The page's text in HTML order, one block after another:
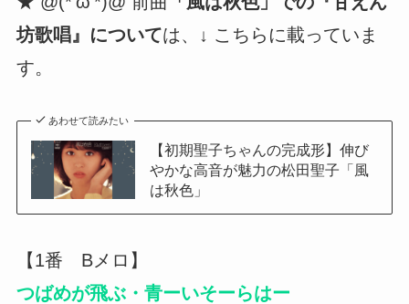
坊歌唱』については、↓ こちらに載っていま
す。
あわせて読みたい
【初期聖子ちゃんの完成形】伸び
やかな高音が魅力の松田聖子「風
は秋色」
【1番 Bメロ】
つばめが飛ぶ・青ーいそーらはー